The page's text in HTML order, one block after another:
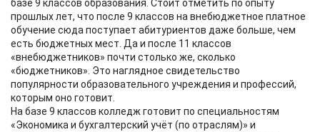
базе 9 классов образования. Стоит отметить по опыту
прошлых лет, что после 9 классов на внебюджетное платное
обучение сюда поступает абитуриентов даже больше, чем
есть бюджетных мест. Да и после 11 классов
«внебюджетников» почти столько же, сколько
«бюджетников». Это наглядное свидетельство
популярности образовательного учреждения и профессий,
которым оно готовит.
На базе 9 классов колледж готовит по специальностям
«Экономика и бухгалтерский учёт (по отраслям)» и